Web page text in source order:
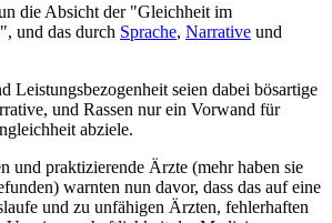
die Absicht der "Gleichheit im
und das durch Sprache, Narrative und
Leistungs­bezogenheit seien dabei bösartige
und Rassen nur ein Vorwand für
abziele.
und praktizierende Ärzte (mehr haben sie
warnten nun davor, dass das auf eine
und zu unfähigen Ärzten, fehlerhaften